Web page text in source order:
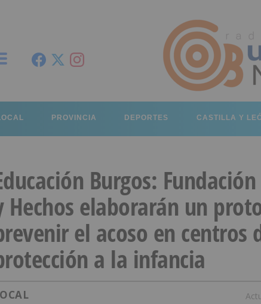
PROVINCIA DEPORTES CASTILLA Y
Burgos:
Hechos elaborarán un
el acoso en centros
a la infancia